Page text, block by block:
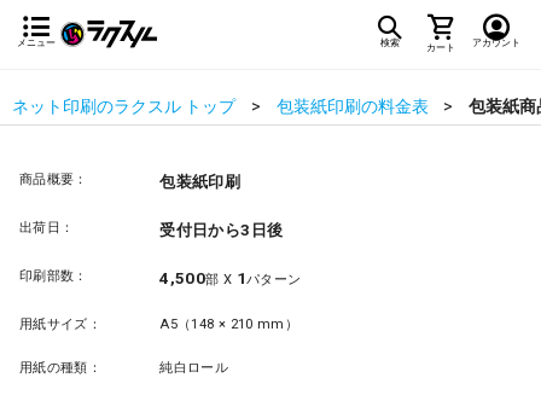
メニュー 検索 カート アカウント
ネット印刷のラクスル トップ 包装紙印刷の料金表 包装紙商
商品概要： 包装紙印刷
出荷日： 受付日から3日後
印刷部数： 4,500部 X 1パターン
用紙サイズ： A5（148 × 210 mm）
用紙の種類： 純白ロール